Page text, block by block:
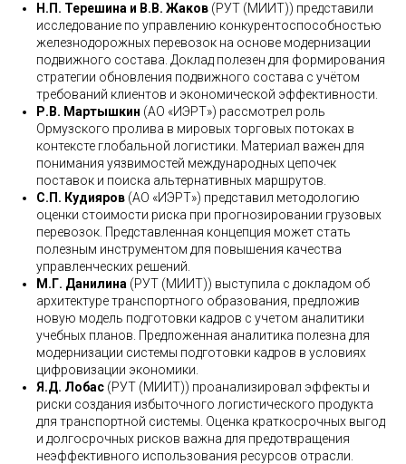
Н.П. Терешина и В.В. Жаков (РУТ (МИИТ)) представили
исследование по управлению конкурентоспособностью
железнодорожных перевозок на основе модернизации
подвижного состава. Доклад полезен для формирования
стратегии обновления подвижного состава с учётом
требований клиентов и экономической эффективности.
Р.В. Мартышкин (АО «ИЭРТ») рассмотрел роль
Ормузского пролива в мировых торговых потоках в
контексте глобальной логистики. Материал важен для
понимания уязвимостей международных цепочек
поставок и поиска альтернативных маршрутов.
С.П. Кудияров (АО «ИЭРТ») представил методологию
оценки стоимости риска при прогнозировании грузовых
перевозок. Представленная концепция может стать
полезным инструментом для повышения качества
управленческих решений.
М.Г. Данилина (РУТ (МИИТ)) выступила с докладом об
архитектуре транспортного образования, предложив
новую модель подготовки кадров с учетом аналитики
учебных планов. Предложенная аналитика полезна для
модернизации системы подготовки кадров в условиях
цифровизации экономики.
Я.Д. Лобас (РУТ (МИИТ)) проанализировал эффекты и
риски создания избыточного логистического продукта
для транспортной системы. Оценка краткосрочных выгод
и долгосрочных рисков важна для предотвращения
неэффективного использования ресурсов отрасли.